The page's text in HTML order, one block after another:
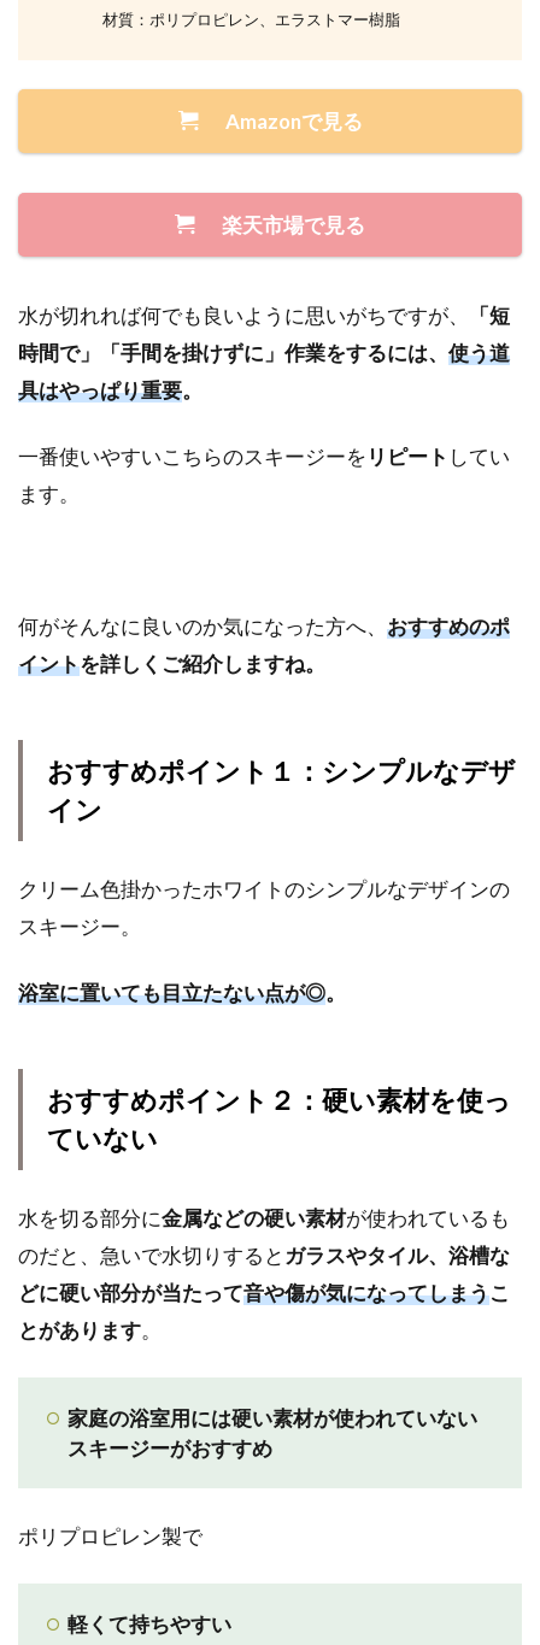
材質：ポリプロピレン、エラストマー樹脂
Amazonで見る
楽天市場で見る
水が切れれば何でも良いように思いがちですが、
「短
時間で」「手間を掛けずに」作業をするには、 使う道
具はやっぱり重要。
一番使いやすいこちらのスキージーを リピート してい
ます。
何がそんなに良いのか気になった方へ、 おすすめのポ
イントを詳しくご紹介しますね。
おすすめポイント１：シンプルなデザ
イン
クリーム色掛かったホワイトのシンプルなデザインの
スキージー。
浴室に置いても目立たない点が◎。
おすすめポイント２：硬い素材を使っ
ていない
水を切る部分に金属などの硬い素材が使われているも
のだと、急いで水切りすると ガラスやタイル、浴槽な
どに硬い部分が当たって音や傷が気になってしまうこ
とがあります。
家庭の浴室用には硬い素材が使われていない
スキージーがおすすめ
ポリプロピレン製で
軽くて持ちやすい